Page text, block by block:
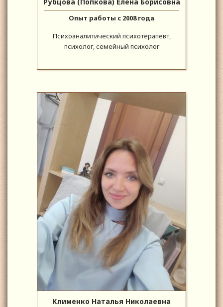
Опыт работы с 2008 года
Психоаналитический психотерапевт,
психолог, семейный психолог
Клименко Наталья Николаевна